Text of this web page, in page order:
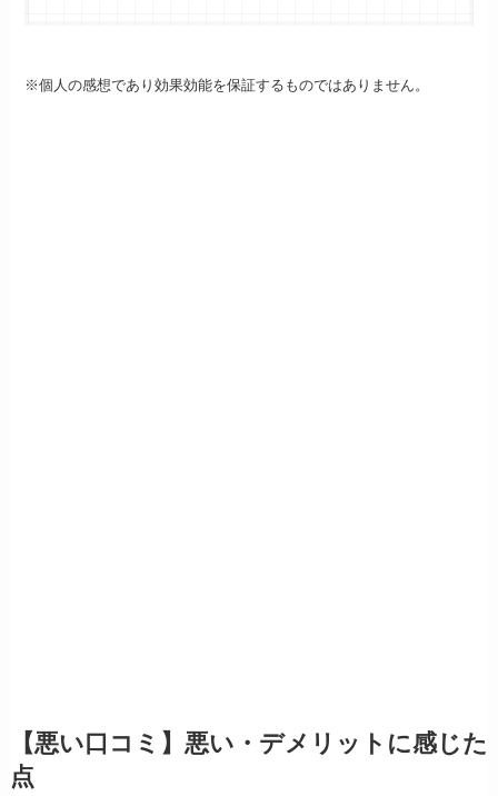
※個人の感想であり効果効能を保証するものではありません。
【悪い口コミ】悪い・デメリットに感じた
点